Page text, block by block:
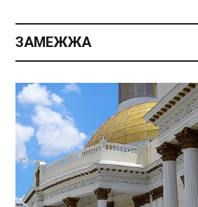
ЗАМЕЖЖА